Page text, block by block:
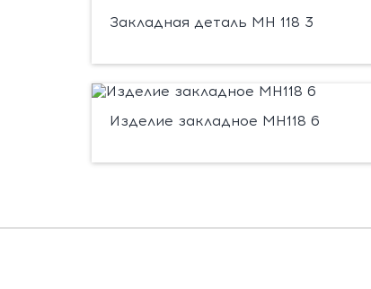
Закладная деталь МН 118 3
Изделие закладное МН118 6